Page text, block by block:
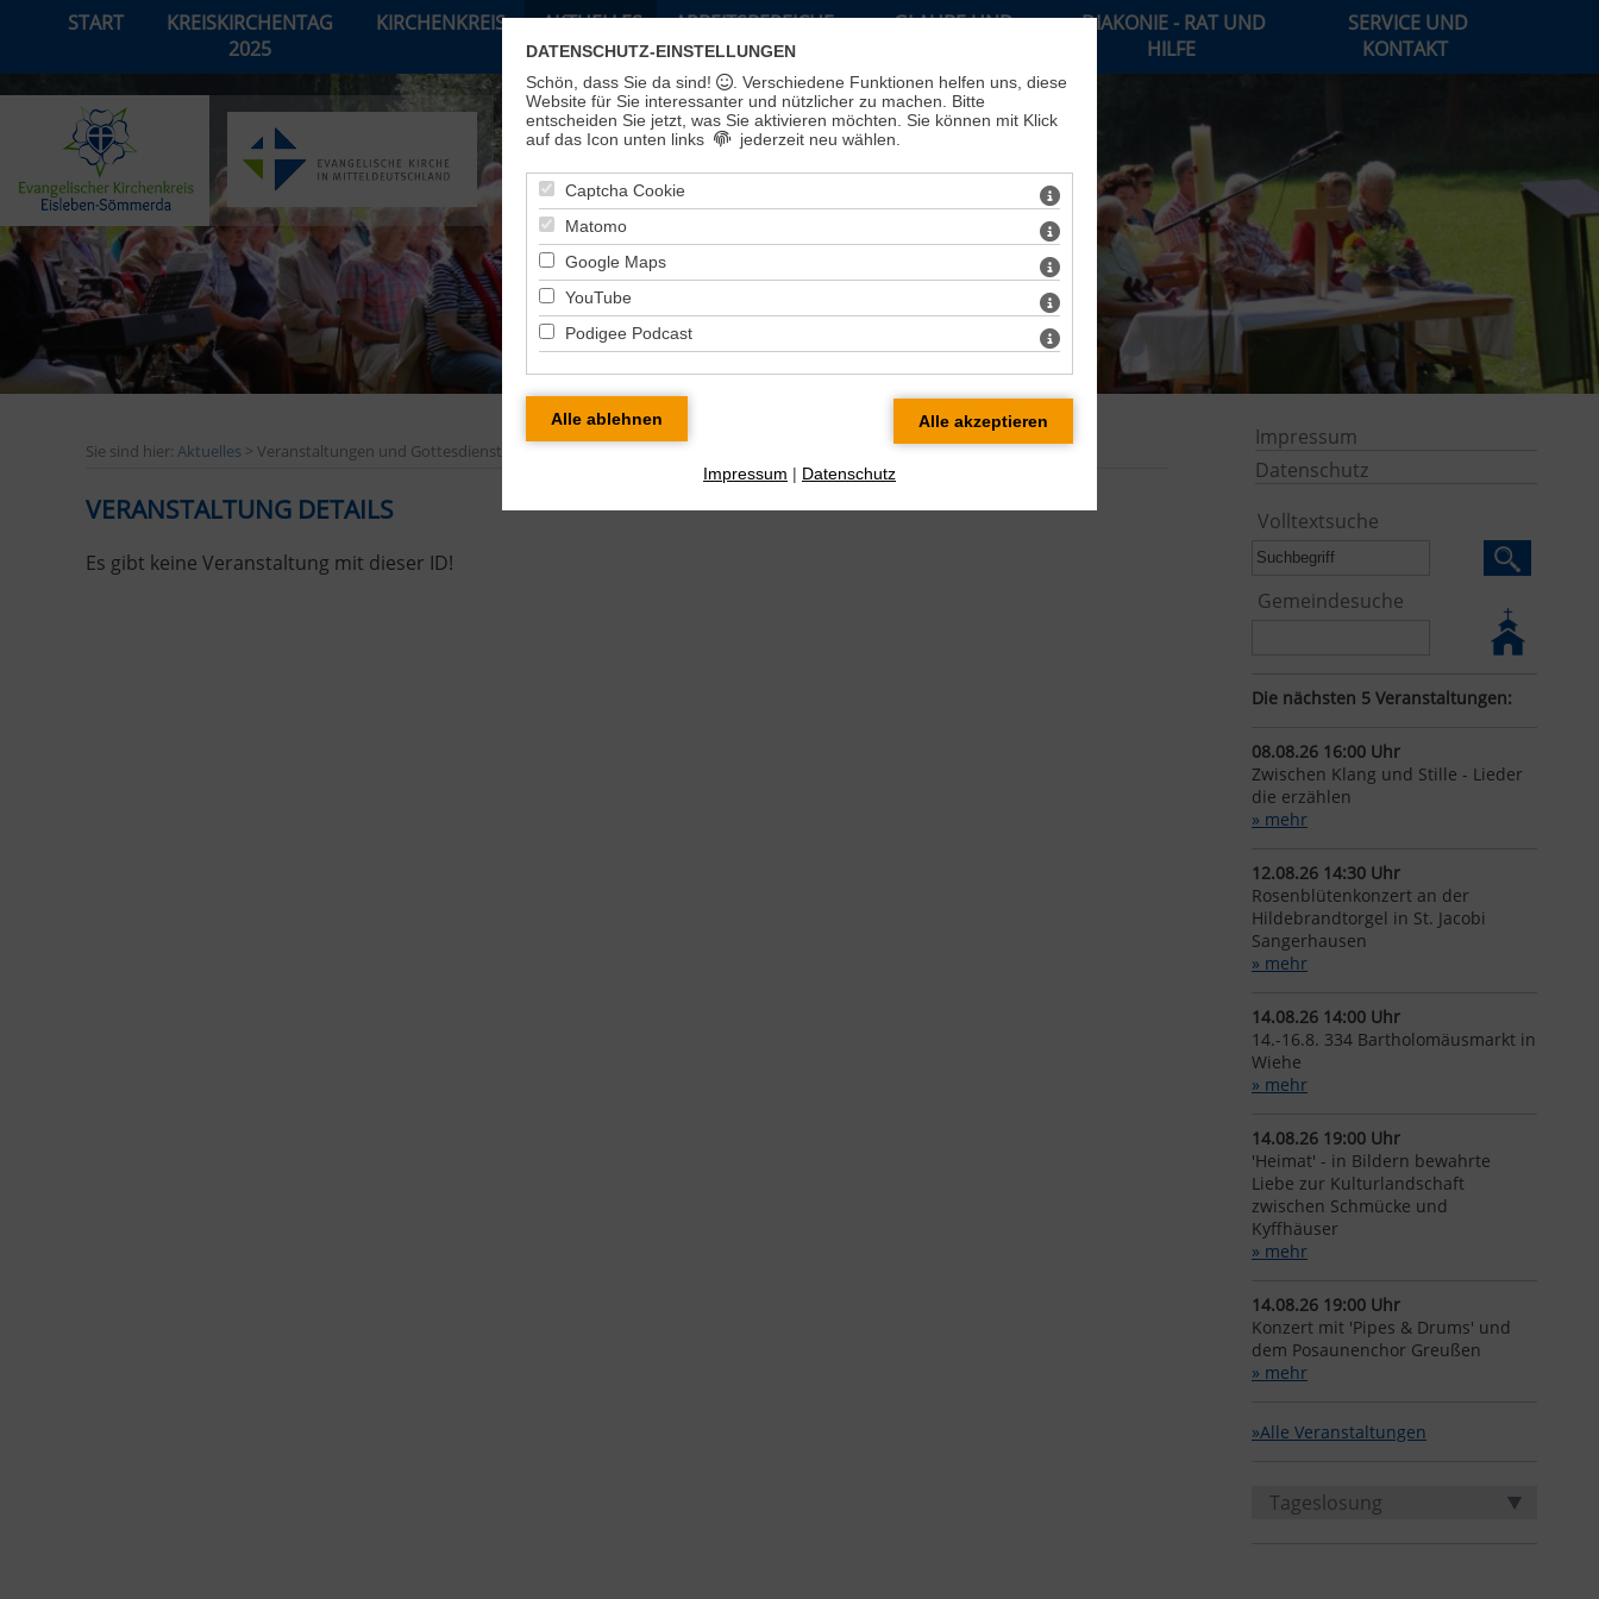
START
KREISKIRCHENTAG
2025
KIRCHENKREIS AKTUELLES ARBEITSBEREICHE
GLAUBE UND
DIAKONIE - RAT UND
HILFE
SERVICE UND
KONTAKT
Sie sind hier: Aktuelles > Veranstaltungen und Gottesdienste
VERANSTALTUNG DETAILS
Es gibt keine Veranstaltung mit dieser ID!
Impressum
Datenschutz
Volltextsuche
Gemeindesuche
Die nächsten 5 Veranstaltungen:
08.08.26 16:00 Uhr
Zwischen Klang und Stille - Lieder
die erzählen
» mehr
12.08.26 14:30 Uhr
Rosenblütenkonzert an der
Hildebrandtorgel in St. Jacobi
Sangerhausen
» mehr
14.08.26 14:00 Uhr
14.-16.8. 334 Bartholomäusmarkt in
Wiehe
» mehr
14.08.26 19:00 Uhr
'Heimat' - in Bildern bewahrte
Liebe zur Kulturlandschaft
zwischen Schmücke und
Kyffhäuser
» mehr
14.08.26 19:00 Uhr
Konzert mit 'Pipes & Drums' und
dem Posaunenchor Greußen
» mehr
»Alle Veranstaltungen
Tageslosung
DATENSCHUTZ-EINSTELLUNGEN
Schön, dass Sie da sind!
. Verschiedene Funktionen helfen uns, diese
Website für Sie interessanter und nützlicher zu machen.
Bitte
entscheiden Sie jetzt, was Sie aktivieren möchten. Sie können mit Klick
auf das Icon unten links
jederzeit neu wählen.
Captcha Cookie
Matomo
Google Maps
YouTube
Podigee Podcast
Impressum | Datenschutz